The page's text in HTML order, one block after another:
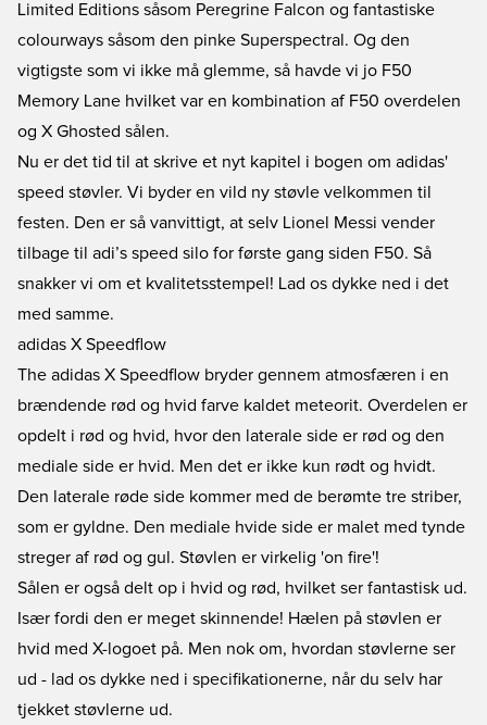
Limited Editions såsom Peregrine Falcon og fantastiske
colourways såsom den pinke Superspectral . Og den
vigtigste som vi ikke må glemme, så havde vi jo F50
Memory Lane hvilket var en kombination af F50 overdelen
og X Ghosted sålen.
Nu er det tid til at skrive et nyt kapitel i bogen om adidas'
speed støvler. Vi byder en vild ny støvle velkommen til
festen. Den er så vanvittigt, at selv Lionel Messi vender
tilbage til adi’s speed silo for første gang siden F50. Så
snakker vi om et kvalitetsstempel! Lad os dykke ned i det
med samme.
adidas X Speedflow
The adidas X Speedflow bryder gennem atmosfæren i en
brændende rød og hvid farve kaldet meteorit. Overdelen er
opdelt i rød og hvid, hvor den laterale side er rød og den
mediale side er hvid. Men det er ikke kun rødt og hvidt.
Den laterale røde side kommer med de berømte tre striber,
som er gyldne. Den mediale hvide side er malet med tynde
streger af rød og gul. Støvlen er virkelig 'on fire'!
Sålen er også delt op i hvid og rød, hvilket ser fantastisk ud.
Især fordi den er meget skinnende! Hælen på støvlen er
hvid med X-logoet på. Men nok om, hvordan støvlerne ser
ud - lad os dykke ned i specifikationerne, når du selv har
tjekket støvlerne ud.